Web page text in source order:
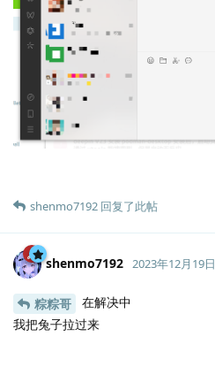
shenmo7192 回复了此帖
shenmo7192 2023年12月19日
粽粽哥
在解决中
我把兔子拉过来